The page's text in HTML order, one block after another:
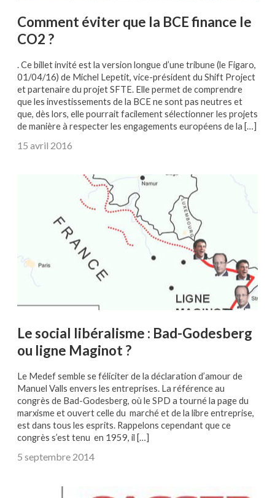
Comment éviter que la BCE finance le
CO2 ?
. Ce billet invité est la version longue d’une tribune (le Figaro,
01/04/16) de Michel Lepetit, vice-président du Shift Project
et partenaire du projet SFTE. Elle permet de comprendre
que les investissements de la BCE ne sont pas neutres et
que, dès lors, elle pourrait facilement sélectionner les projets
de manière à respecter les engagements européens de la […]
15 avril 2016
Le social libéralisme : Bad-Godesberg
ou ligne Maginot ?
Le Medef semble se féliciter de la déclaration d’amour de
Manuel Valls envers les entreprises. La référence au
congrès de Bad-Godesberg, où le SPD a tourné la page du
marxisme et ouvert celle du marché et de la libre entreprise,
est dans tous les esprits. Rappelons cependant que ce
congrès s’est tenu en 1959, il […]
5 septembre 2014